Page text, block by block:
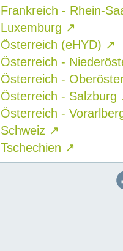
Frankreich - Rhein-
Luxemburg ↗
Österreich (eHYD) ↗
Österreich -
Österreich -
Österreich - Salzburg
Österreich -
Schweiz ↗
Tschechien ↗